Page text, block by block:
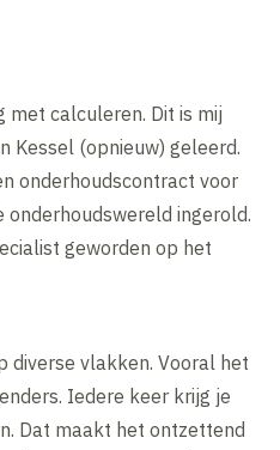
met calculeren. Dit is mij
Kessel (opnieuw) geleerd.
onderhoudscontract voor
onderhoudswereld ingerold.
geworden op het
diverse vlakken. Vooral het
Iedere keer krijg je
Dat maakt het ontzettend